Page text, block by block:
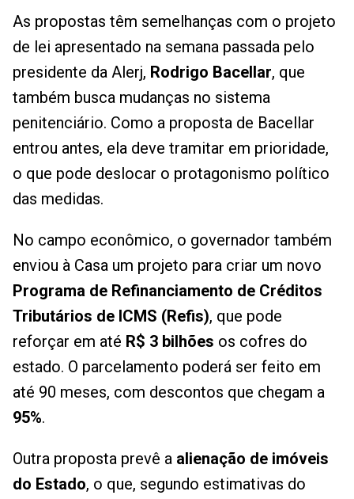
As propostas têm semelhanças com o projeto
de lei apresentado na semana passada pelo
presidente da Alerj, Rodrigo Bacellar, que
também busca mudanças no sistema
penitenciário. Como a proposta de Bacellar
entrou antes, ela deve tramitar em prioridade,
o que pode deslocar o protagonismo político
das medidas.
No campo econômico, o governador também
enviou à Casa um projeto para criar um novo
Programa de Refinanciamento de Créditos
Tributários de ICMS (Refis), que pode
reforçar em até R$ 3 bilhões os cofres do
estado. O parcelamento poderá ser feito em
até 90 meses, com descontos que chegam a
95%.
Outra proposta prevê a alienação de imóveis
do Estado, o que, segundo estimativas do